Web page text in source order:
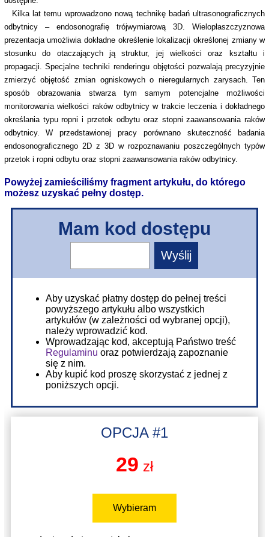
Kilka lat temu wprowadzono nową technikę badań ultrasonograficznych
odbytnicy – endosonografię trójwymiarową 3D. Wielopłaszczyznowa
prezentacja umożliwia dokładne określenie lokalizacji określonej zmiany w
stosunku do otaczających ją struktur, jej wielkości oraz kształtu i
propagacji. Specjalne techniki renderingu objętości pozwalają precyzyjnie
zmierzyć objętość zmian ogniskowych o nieregularnych zarysach. Ten
sposób obrazowania stwarza tym samym potencjalne możliwości
monitorowania wielkości raków odbytnicy w trakcie leczenia i dokładnego
określania typu ropni i przetok odbytu oraz stopni zaawansowania raków
odbytnicy. W przedstawionej pracy porównano skuteczność badania
endosonograficznego 2D z 3D w rozpoznawaniu poszczególnych typów
przetok i ropni odbytu oraz stopni zaawansowania raków odbytnicy.
Powyżej zamieściliśmy fragment artykułu, do którego
możesz uzyskać pełny dostęp.
Mam kod dostępu
Aby uzyskać płatny dostęp do pełnej treści
powyższego artykułu albo wszystkich
artykułów (w zależności od wybranej opcji),
należy wprowadzić kod.
Wprowadzając kod, akceptują Państwo treść
Regulaminu oraz potwierdzają zapoznanie
się z nim.
Aby kupić kod proszę skorzystać z jednej z
poniższych opcji.
OPCJA #1
29 zł
Wybieram